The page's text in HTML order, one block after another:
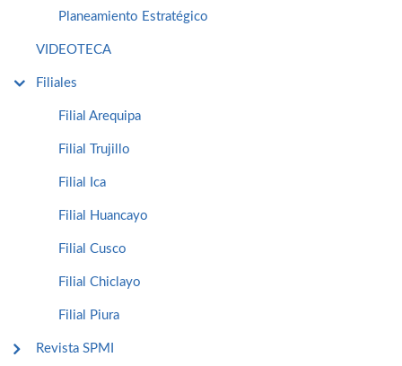
Planeamiento Estratégico
VIDEOTECA
Filiales
Filial Arequipa
Filial Trujillo
Filial Ica
Filial Huancayo
Filial Cusco
Filial Chiclayo
Filial Piura
Revista SPMI